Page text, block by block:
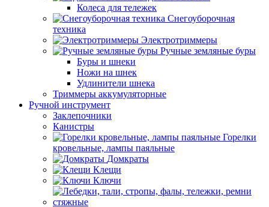
Колеса для тележек
Снегоуборочная
техника
Электротриммеры
Ручные земляные буры
Буры и шнеки
Ножи на шнек
Удлинители шнека
Триммеры аккумуляторные
Ручной инструмент
Заклепочники
Канистры
Горелки
кровельные, лампы паяльные
Домкраты
Клещи
Ключи